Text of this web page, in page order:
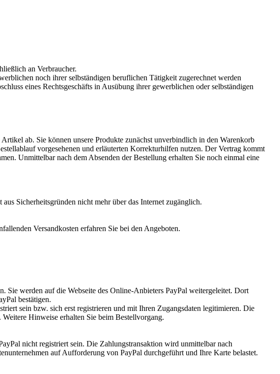
an Verbraucher.
noch ihrer selbständigen beruflichen Tätigkeit zugerechnet werden
eines Rechtsgeschäfts in Ausübung ihrer gewerblichen oder selbständigen
ab. Sie können unsere Produkte zunächst unverbindlich in den Warenkorb
vorgesehenen und erläuterten Korrekturhilfen nutzen. Der Vertrag kommt
Unmittelbar nach dem Absenden der Bestellung erhalten Sie noch einmal eine
Sicherheitsgründen nicht mehr über das Internet zugänglich.
Versandkosten erfahren Sie bei den Angeboten.
Sie werden auf die Webseite des Online-Anbieters PayPal weitergeleitet. Dort
bestätigen.
sein bzw. sich erst registrieren und mit Ihren Zugangsdaten legitimieren. Die
Hinweise erhalten Sie beim Bestellvorgang.
nicht registriert sein. Die Zahlungstransaktion wird unmittelbar nach
auf Aufforderung von PayPal durchgeführt und Ihre Karte belastet.